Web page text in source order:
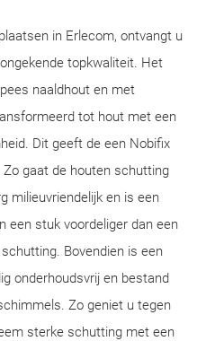
in Erlecom, ontvangt u
topkwaliteit. Het
naaldhout en met
tot hout met een
Dit geeft de een Nobifix
gaat de houten schutting
milieuvriendelijk en is een
een stuk voordeliger dan een
Bovendien is een
onderhoudsvrij en bestand
Zo geniet u tegen
sterke schutting met een